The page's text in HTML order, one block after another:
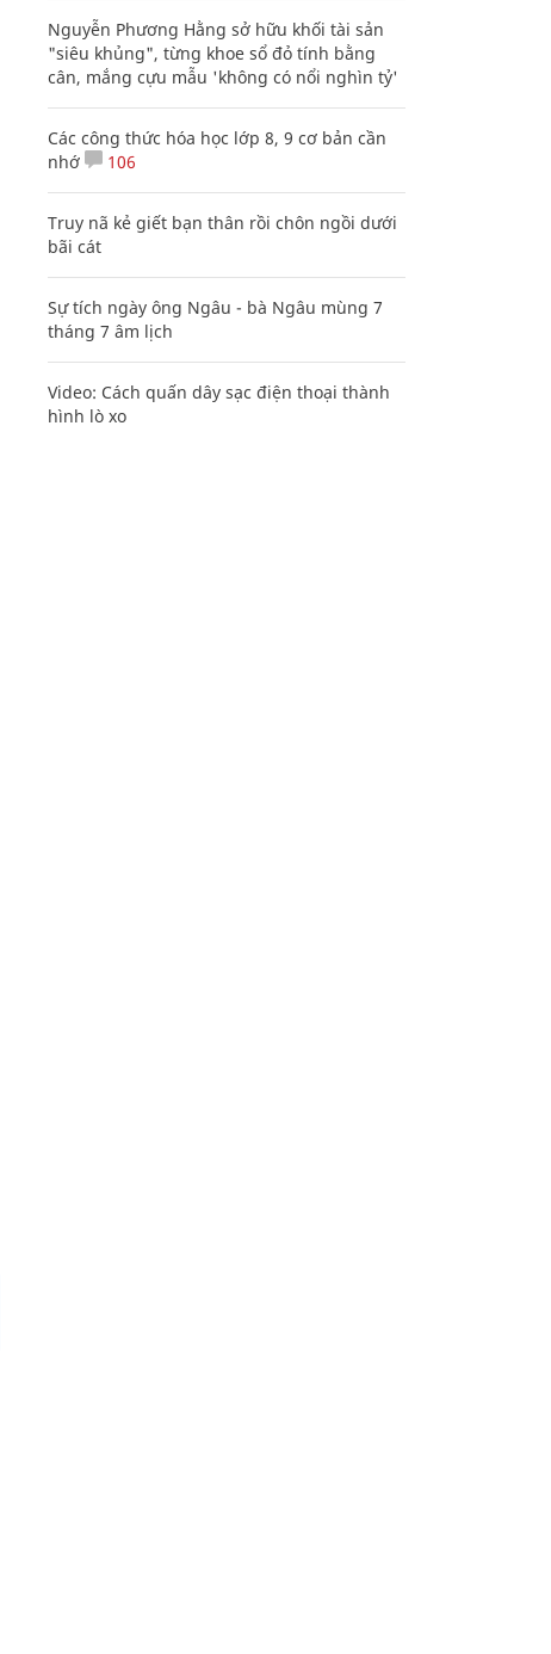
Nguyễn Phương Hằng sở hữu khối tài sản
"siêu khủng", từng khoe sổ đỏ tính bằng
cân, mắng cựu mẫu 'không có nổi nghìn tỷ'
Các công thức hóa học lớp 8, 9 cơ bản cần
nhớ
106
Truy nã kẻ giết bạn thân rồi chôn ngồi dưới
bãi cát
Sự tích ngày ông Ngâu - bà Ngâu mùng 7
tháng 7 âm lịch
Video: Cách quấn dây sạc điện thoại thành
hình lò xo